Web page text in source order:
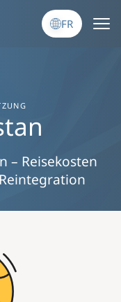
FR
– Reisekosten